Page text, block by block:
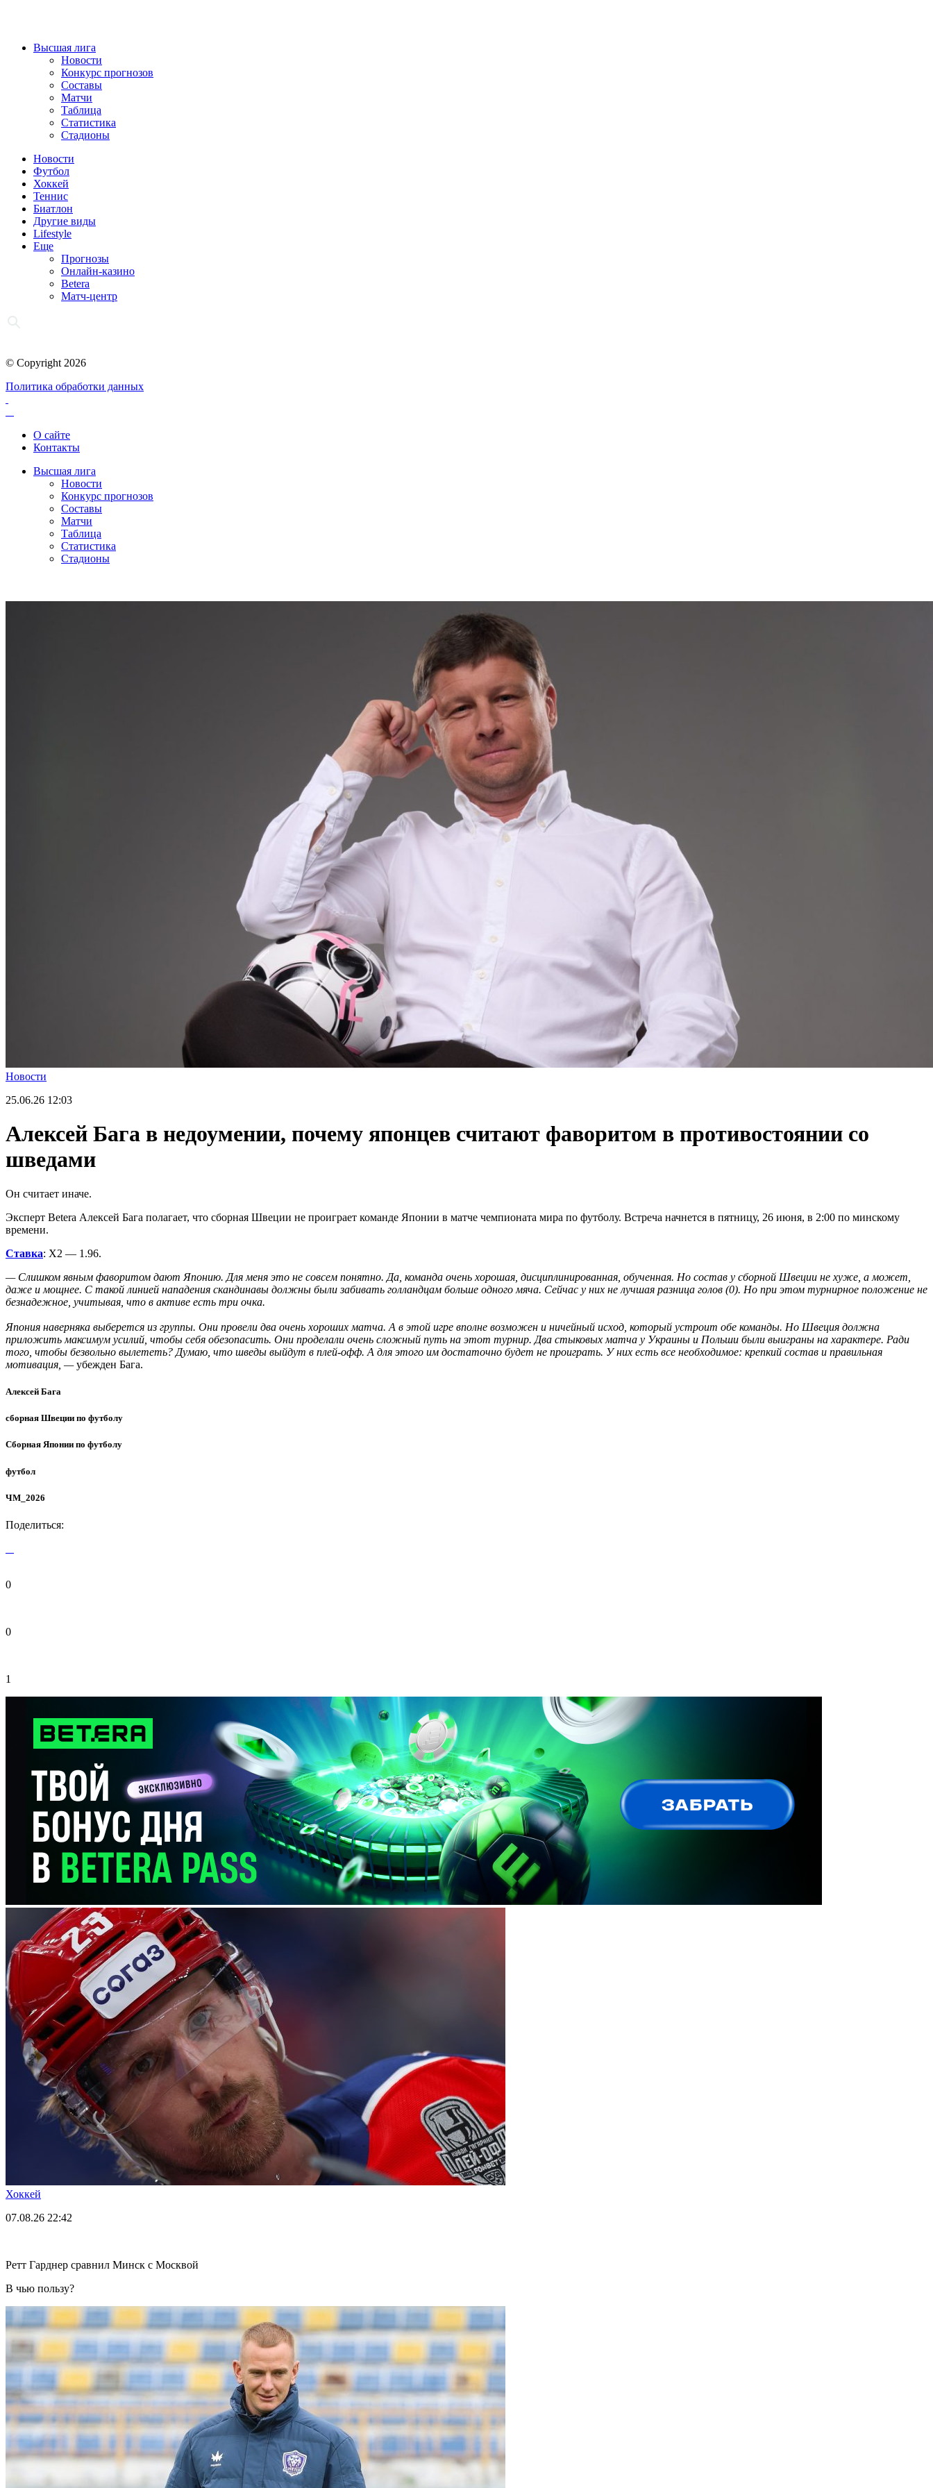
Высшая лига
Новости
Конкурс прогнозов
Составы
Матчи
Таблица
Статистика
Стадионы
Новости
Футбол
Хоккей
Теннис
Биатлон
Другие виды
Lifestyle
Еще
Прогнозы
Онлайн-казино
Betera
Матч-центр
© Copyright 2026
Политика обработки данных
О сайте
Контакты
Высшая лига
Новости
Конкурс прогнозов
Составы
Матчи
Таблица
Статистика
Стадионы
Новости
25.06.26 12:03
Алексей Бага в недоумении, почему японцев считают фаворитом в противостоянии со
шведами
Он считает иначе.
Эксперт Betera Алексей Бага полагает, что сборная Швеции не проиграет команде Японии в матче чемпионата мира по футболу. Встреча начнется в пятницу, 26 июня, в 2:00 по минскому
времени.
Ставка: Х2 — 1.96.
— Слишком явным фаворитом дают Японию. Для меня это не совсем понятно. Да, команда очень хорошая, дисциплинированная, обученная. Но состав у сборной Швеции не хуже, а может,
даже и мощнее. С такой линией нападения скандинавы должны были забивать голландцам больше одного мяча. Сейчас у них не лучшая разница голов (0). Но при этом турнирное положение не
безнадежное, учитывая, что в активе есть три очка.
Япония наверняка выберется из группы. Они провели два очень хороших матча. А в этой игре вполне возможен и ничейный исход, который устроит обе команды. Но Швеция должна
приложить максимум усилий, чтобы себя обезопасить. Они проделали очень сложный путь на этот турнир. Два стыковых матча у Украины и Польши были выиграны на характере. Ради
того, чтобы безвольно вылететь? Думаю, что шведы выйдут в плей-офф. А для этого им достаточно будет не проиграть. У них есть все необходимое: крепкий состав и правильная
мотивация, —убежден Бага.
Алексей Бага
сборная Швеции по футболу
Сборная Японии по футболу
футбол
ЧМ_2026
Поделиться:
0
0
1
Хоккей
07.08.26 22:42
Ретт Гарднер сравнил Минск с Москвой
В чью пользу?